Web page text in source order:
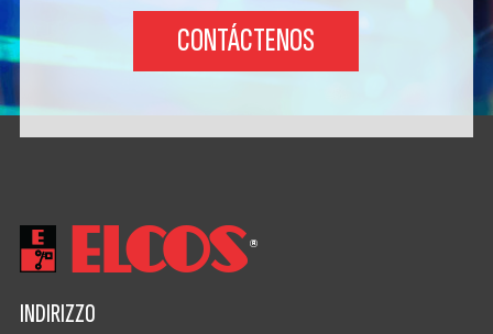
CONTÁCTENOS
INDIRIZZO